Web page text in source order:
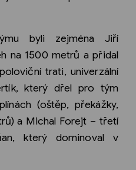
byli zejména Jiří
na 1500 metrů a přidal
trati, univerzální
který dřel pro tým
(oštěp, překážky,
a Michal Forejt – třetí
který dominoval v